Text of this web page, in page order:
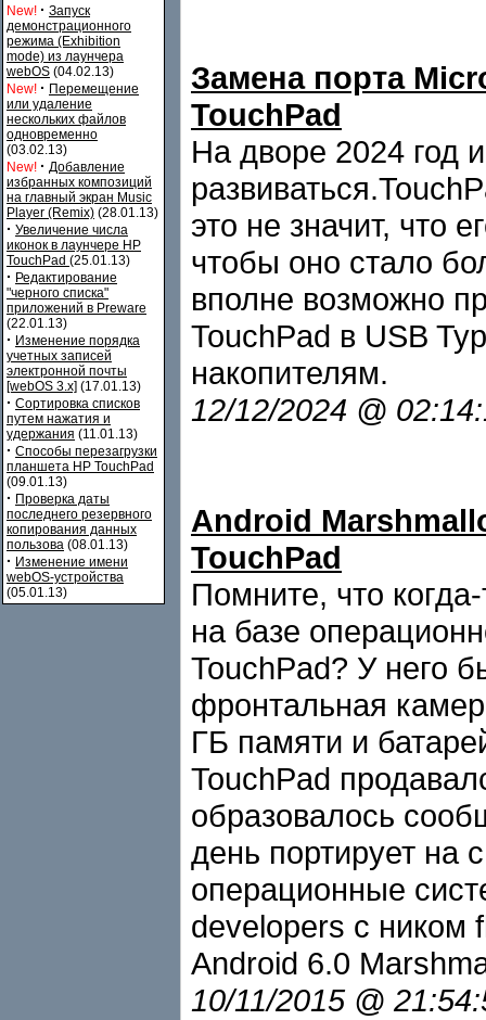
New! · Запуск
демонстрационного
режима (Exhibition
mode) из лаунчера
webOS (04.02.13)
New! · Перемещение
или удаление
нескольких файлов
одновременно
(03.02.13)
New! · Добавление
избранных композиций
на главный экран Music
Player (Remix) (28.01.13)
· Увеличение числа
иконок в лаунчере HP
TouchPad (25.01.13)
· Редактирование
"черного списка"
приложений в Preware
(22.01.13)
· Изменение порядка
учетных записей
электронной почты
[webOS 3.x] (17.01.13)
· Сортировка списков
путем нажатия и
удержания (11.01.13)
· Способы перезагрузки
планшета HP TouchPad
(09.01.13)
· Проверка даты
последнего резервного
копирования данных
пользова (08.01.13)
· Изменение имени
webOS-устройства
(05.01.13)
Замена порта
TouchPad
На дворе 2024 год
это не значит, что
чтобы оно стало
вполне возможно
TouchPad в USB
накопителям.
12/12/2024 @
Android
TouchPad
Помните, что
на базе
TouchPad? У него
фронтальная
ГБ памяти и
TouchPad
образовалось
день портирует
операционные
developers c ником
Android 6.0
10/11/2015 @